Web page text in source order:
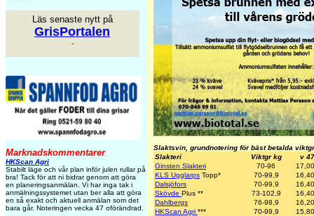
Läs senaste nytt på
GrisPortalen
-
Marknadskommentarer
HKScan Agri
Stabilt läge och vår plan inför julen rullar på
bra! Tack för att ni bidrar genom att göra
en planeringsanmälan. Vi har inga tak i
anmälningssystemet utan ber alla att göra
en så exakt och aktuell anmälan som det
bara går. Noteringen vecka 47 oförändrad.
Slaktsvin, grundnotering för bäst betalda viktgr
Slakteri
Viktgr kg
v 47
Ginsten Slakteri
70-96
17,00
KLS Ugglarps Topp* 70-99,9
16,40
Dalsjöfors
70-99,9
16,40
Skövde Plus ** 73-102,9
16,40
Dahlbergs
76-98,9
16,20
HKScan Agri *** 70-99,9
15,80